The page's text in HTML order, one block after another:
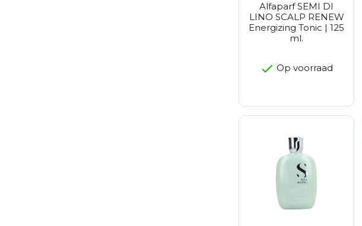
Alfaparf SEMI DI
LINO SCALP RENEW
Energizing Tonic | 125
ml.
Op voorraad